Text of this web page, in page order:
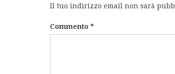
Il tuo indirizzo email non sarà
Commento *